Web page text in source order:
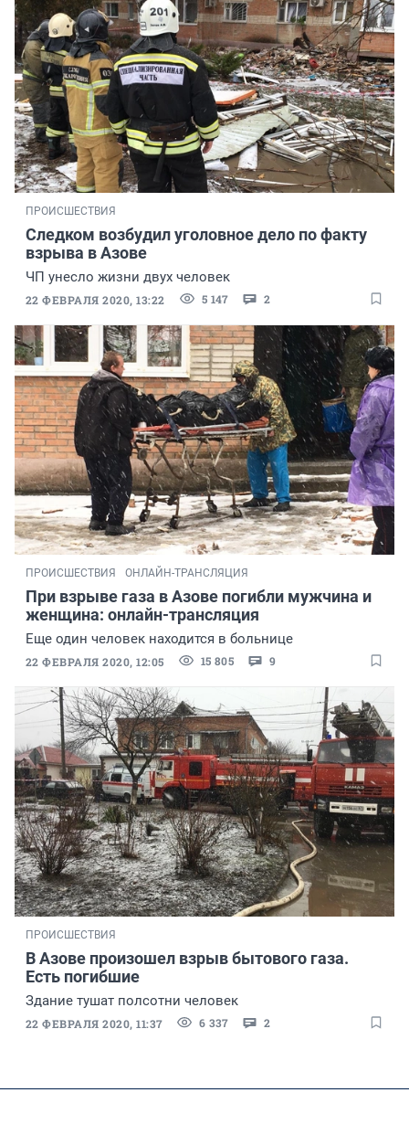
ПРОИСШЕСТВИЯ
Следком возбудил уголовное дело по факту
взрыва в Азове
ЧП унесло жизни двух человек
22 ФЕВРАЛЯ 2020, 13:22 5 147 2
ПРОИСШЕСТВИЯ ОНЛАЙН-ТРАНСЛЯЦИЯ
При взрыве газа в Азове погибли мужчина и
женщина: онлайн-трансляция
Еще один человек находится в больнице
22 ФЕВРАЛЯ 2020, 12:05 15 805 9
ПРОИСШЕСТВИЯ
В Азове произошел взрыв бытового газа.
Есть погибшие
Здание тушат полсотни человек
22 ФЕВРАЛЯ 2020, 11:37 6 337 2